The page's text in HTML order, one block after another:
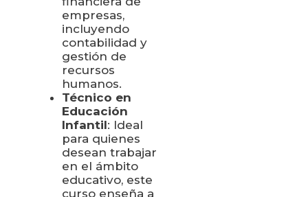
empresas,
incluyendo
contabilidad y
gestión de
recursos
humanos.
Técnico en
Educación
Infantil: Ideal
para quienes
desean trabajar
en el ámbito
educativo, este
curso enseña a